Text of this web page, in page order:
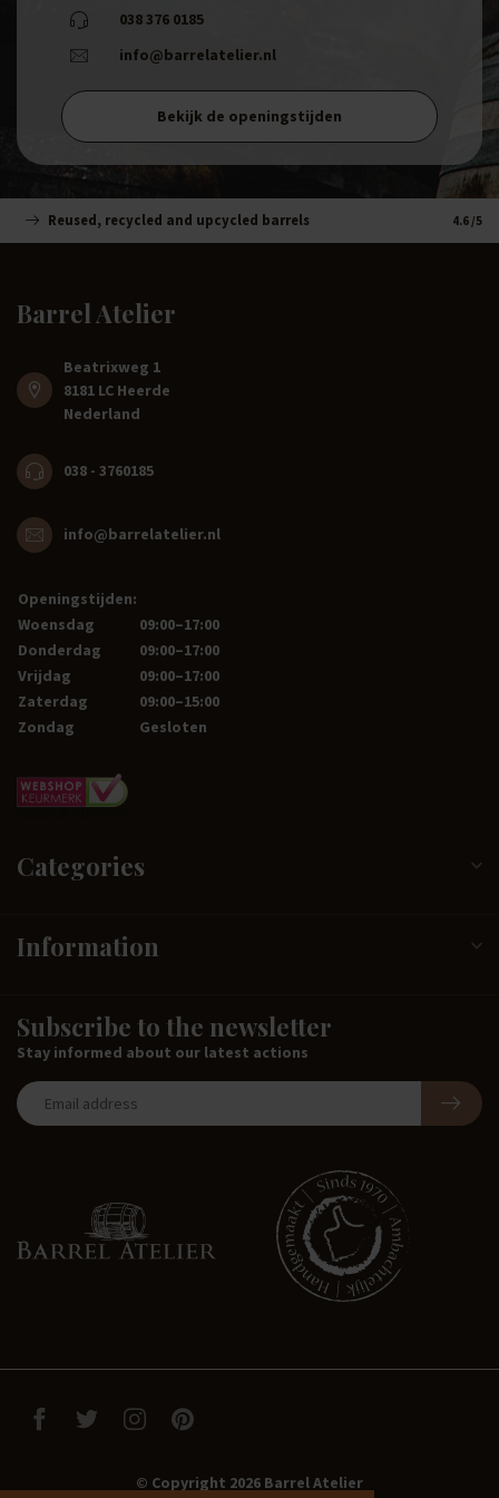
038 376 0185
info@barrelatelier.nl
Bekijk de openingstijden
Reused, recycled and upcycled barrels 4.6 /5
Barrel Atelier
Beatrixweg 1
8181 LC Heerde
Nederland
038 - 3760185
info@barrelatelier.nl
Openingstijden:
Woensdag
09:00–17:00
Donderdag
09:00–17:00
Vrijdag
09:00–17:00
Zaterdag
09:00–15:00
Zondag
Gesloten
Categories
Information
Subscribe to the newsletter
Stay informed about our latest actions
© Copyright 2026 Barrel Atelier